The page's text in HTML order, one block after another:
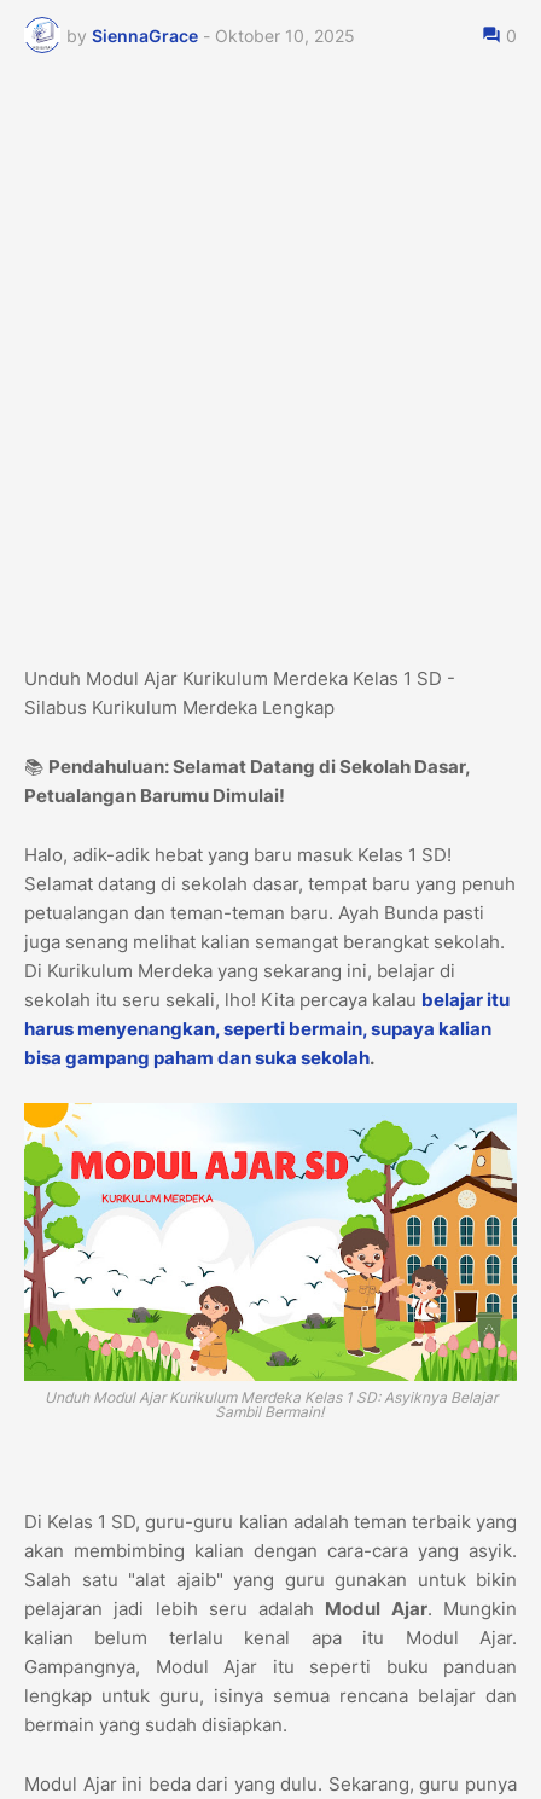
by SiennaGrace - Oktober 10, 2025 0
Unduh Modul Ajar Kurikulum Merdeka Kelas 1 SD -
Silabus Kurikulum Merdeka Lengkap
📚 Pendahuluan: Selamat Datang di Sekolah Dasar,
Petualangan Barumu Dimulai!
Halo, adik-adik hebat yang baru masuk Kelas 1 SD!
Selamat datang di sekolah dasar, tempat baru yang penuh
petualangan dan teman-teman baru. Ayah Bunda pasti
juga senang melihat kalian semangat berangkat sekolah.
Di Kurikulum Merdeka yang sekarang ini, belajar di
sekolah itu seru sekali, lho! Kita percaya kalau belajar itu
harus menyenangkan, seperti bermain, supaya kalian
bisa gampang paham dan suka sekolah.
Unduh Modul Ajar Kurikulum Merdeka Kelas 1 SD: Asyiknya Belajar
Sambil Bermain!
Di Kelas 1 SD, guru-guru kalian adalah teman terbaik yang
akan membimbing kalian dengan cara-cara yang asyik.
Salah satu "alat ajaib" yang guru gunakan untuk bikin
pelajaran jadi lebih seru adalah Modul Ajar. Mungkin
kalian belum terlalu kenal apa itu Modul Ajar.
Gampangnya, Modul Ajar itu seperti buku panduan
lengkap untuk guru, isinya semua rencana belajar dan
bermain yang sudah disiapkan.
Modul Ajar ini beda dari yang dulu. Sekarang, guru punya